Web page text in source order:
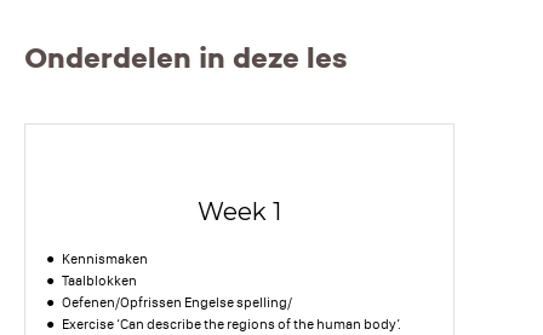
Onderdelen in deze les
Week 1
Kennismaken
Taalblokken
Oefenen/Opfrissen Engelse spelling/
Exercise ‘Can describe the regions of the human body’.